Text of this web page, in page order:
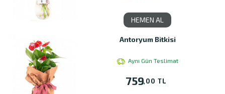
HEMEN AL
Antoryum Bitkisi
Aynı Gün Teslimat
759,00 TL